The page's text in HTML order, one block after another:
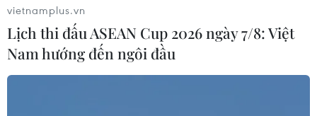
vietnamplus.vn
Lịch thi đấu ASEAN Cup 2026 ngày 7/8: Việt
Nam hướng đến ngôi đầu